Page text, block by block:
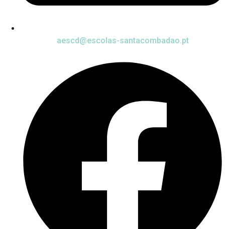
aescd@escolas-santacombadao.pt